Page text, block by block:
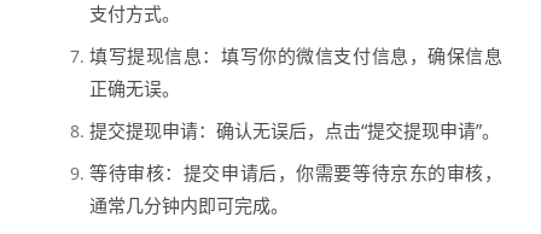
支付方式。
填写提现信息：填写你的微信支付信息，确保信息
正确无误。
提交提现申请：确认无误后，点击“提交提现申请”。
等待审核：提交申请后，你需要等待京东的审核，
通常几分钟内即可完成。